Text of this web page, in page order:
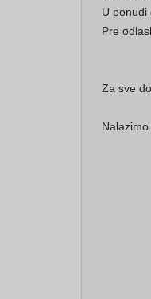
U ponudi
Pre
Za sve
Nalazimo